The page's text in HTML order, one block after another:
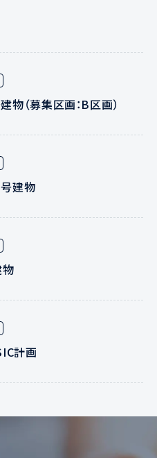
物（募集区画：B区画）
建物
物
計画